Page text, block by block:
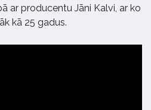
ar producentu Jāni Kalvi, ar ko
kā 25 gadus.